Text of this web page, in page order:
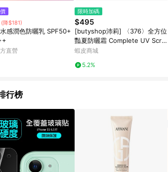
(降$181)
感潤色防曬乳 SPF50+
直營
限時加碼
$495
[butyshop沛莉] 〈376〉全方位
豔夏防曬霜 Complete UV Scre
ening Cream -55ml
蝦皮商城
5.2%
行榜